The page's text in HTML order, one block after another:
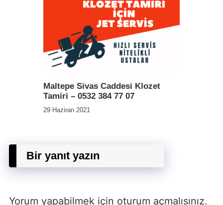
Maltepe Sivas Caddesi Klozet
Tamiri – 0532 384 77 07
29 Haziran 2021
Bir yanıt yazın
Yorum yapabilmek için oturum açmalısınız.